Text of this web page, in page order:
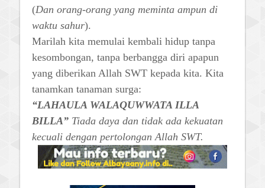
(Dan orang-orang yang meminta ampun di
waktu sahur).
Marilah kita memulai kembali hidup tanpa
kesombongan, tanpa berbangga diri apapun
yang diberikan Allah SWT kepada kita. Kita
tanamkan tanaman surga:
“LAHAULA WALAQUWWATA ILLA
BILLA” Tiada daya dan tidak ada kekuatan
kecuali dengan pertolongan Allah SWT.